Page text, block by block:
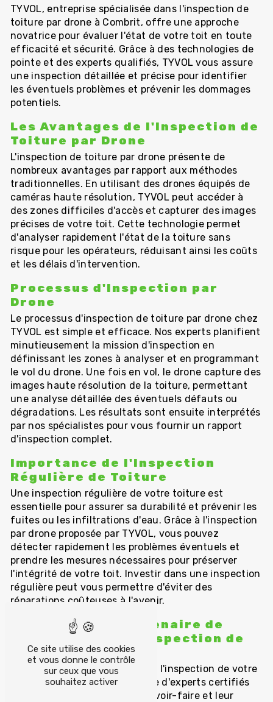
TYVOL, entreprise spécialisée dans l'inspection de
toiture par drone à Combrit, offre une approche
novatrice pour évaluer l'état de votre toit en toute
efficacité et sécurité. Grâce à des technologies de
pointe et des experts qualifiés, TYVOL vous assure
une inspection détaillée et précise pour identifier
les éventuels problèmes et prévenir les dommages
potentiels.
Les Avantages de l'Inspection de
Toiture par Drone
L'inspection de toiture par drone présente de
nombreux avantages par rapport aux méthodes
traditionnelles. En utilisant des drones équipés de
caméras haute résolution, TYVOL peut accéder à
des zones difficiles d'accès et capturer des images
précises de votre toit. Cette technologie permet
d'analyser rapidement l'état de la toiture sans
risque pour les opérateurs, réduisant ainsi les coûts
et les délais d'intervention.
Processus d'Inspection par
Drone
Le processus d'inspection de toiture par drone chez
TYVOL est simple et efficace. Nos experts planifient
minutieusement la mission d'inspection en
définissant les zones à analyser et en programmant
le vol du drone. Une fois en vol, le drone capture des
images haute résolution de la toiture, permettant
une analyse détaillée des éventuels défauts ou
dégradations. Les résultats sont ensuite interprétés
par nos spécialistes pour vous fournir un rapport
d'inspection complet.
Importance de l'Inspection
Régulière de Toiture
Une inspection régulière de votre toiture est
essentielle pour assurer sa durabilité et prévenir les
fuites ou les infiltrations d'eau. Grâce à l'inspection
par drone proposée par TYVOL, vous pouvez
détecter rapidement les problèmes éventuels et
prendre les mesures nécessaires pour préserver
l'intégrité de votre toit. Investir dans une inspection
régulière peut vous permettre d'éviter des
réparations coûteuses à l'avenir.
TYVOL : Votre Partenaire de
Confiance pour l'Inspection de
Toiture à Combrit
Faites confiance à TYVOL pour l'inspection de votre
toiture à Combrit. Notre équipe d'experts certifiés
met à votre disposition leur savoir-faire et leur
Ce site utilise des cookies
et vous donne le contrôle
sur ceux que vous
souhaitez activer